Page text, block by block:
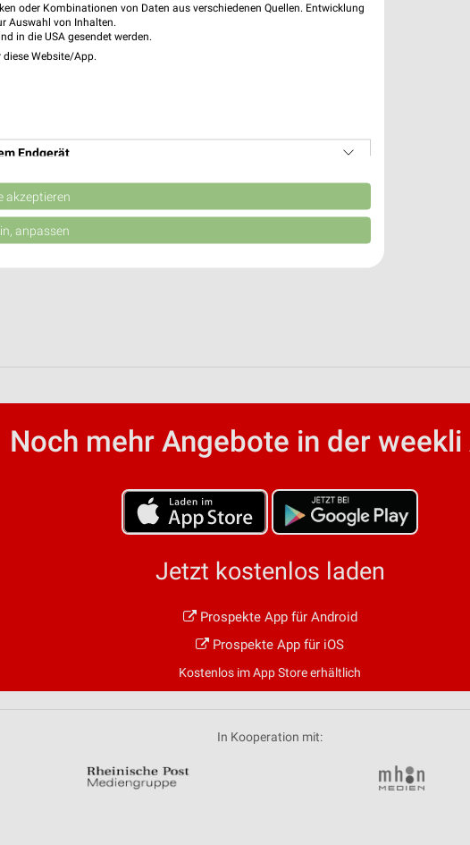
Noch mehr Angebote in der weekli
Jetzt kostenlos laden
Prospekte App für Android
Prospekte App für iOS
Kostenlos im App Store erhältlich
In Kooperation mit:
oder Kombinationen von Daten aus verschiedenen Quellen. Entwicklung
Auswahl von Inhalten.
in die USA gesendet werden.
Website/App.
Endgerät
von Daten aus verschiedenen
akzeptieren
anpassen